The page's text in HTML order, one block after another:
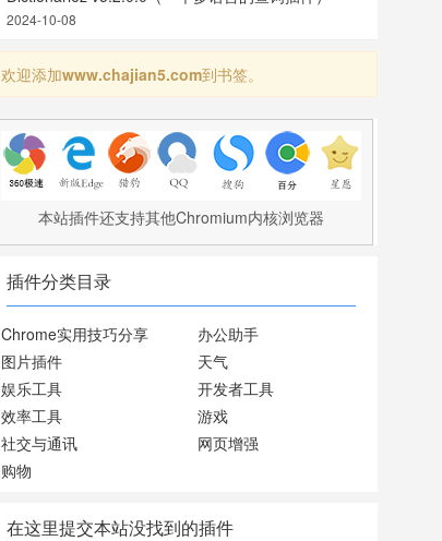
2024-10-08
欢迎添加www.chajian5.com到书签。
本站插件还支持其他Chromium内核浏览器
插件分类目录
Chrome实用技巧分享
办公助手
图片插件
天气
娱乐工具
开发者工具
效率工具
游戏
社交与通讯
网页增强
购物
在这里提交本站没找到的插件